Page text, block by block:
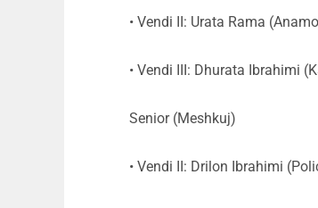
• Vendi II: Urata Rama
• Vendi III: Dhurata Ibrahimi
Senior (Meshkuj)
• Vendi II: Drilon Ibrahimi